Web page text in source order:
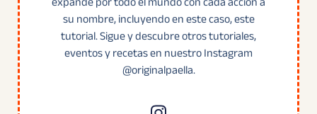
su nombre, incluyendo en este caso, este
tutorial. Sigue y descubre otros tutoriales,
eventos y recetas en nuestro Instagram
@originalpaella.